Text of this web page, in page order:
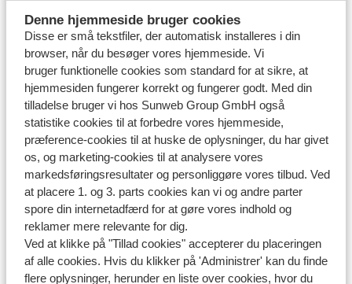
Denne hjemmeside bruger cookies
Disse er små tekstfiler, der automatisk installeres i din
browser, når du besøger vores hjemmeside. Vi
bruger funktionelle cookies som standard for at sikre, at
hjemmesiden fungerer korrekt og fungerer godt. Med din
tilladelse bruger vi hos Sunweb Group GmbH også
statistike cookies til at forbedre vores hjemmeside,
præference-cookies til at huske de oplysninger, du har givet
os, og marketing-cookies til at analysere vores
markedsføringsresultater og personliggøre vores tilbud. Ved
at placere 1. og 3. parts cookies kan vi og andre parter
spore din internetadfærd for at gøre vores indhold og
reklamer mere relevante for dig.
Ved at klikke på "Tillad cookies" accepterer du placeringen
af alle cookies. Hvis du klikker på 'Administrer' kan du finde
flere oplysninger, herunder en liste over cookies, hvor du
Spørgsmål om det samme emne
Kan jeg reservere et sæde på flyet?
airBaltic - Kan jeg reservere et sæde på flyet?
Air Cairo - Kan jeg reservere et sæde på flyet?
Air Seven - Kan jeg reservere et sæde på flyet?
Relaterede spørgsmål
Kan jeg reservere et sæde på flyet?
BH Air - Kan jeg reservere et sæde på flyet?